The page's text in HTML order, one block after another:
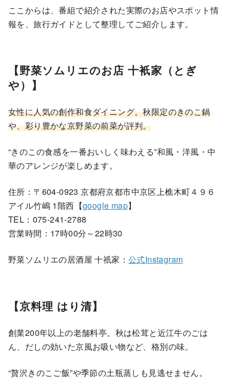
ここからは、番組で紹介された実際のお店やスポット情
報を、旅行ガイドとして整理してご紹介します。
【野菜ソムリエのお店 十衹家（とぎ
や）】
女性に人気の創作和食ダイニング。秋限定のきのこ鍋
や、彩り豊かな京野菜の前菜が評判。
“きのこの食感を一番おいしく味わえる”和風・洋風・中
華のアレンジが楽しめます。
住所：〒604-0923 京都府京都市中京区上樵木町４９６
アイル竹嶋 1階西【google map】
TEL：075-241-2788
営業時間：17時00分～22時30
野菜ソムリエの居酒屋 十祇家： 公式Instagram
【京料理 はり清】
創業200年以上の老舗料亭。秋は松茸と近江牛のごは
ん、だしの効いた京風お吸い物など、格別の味。
“贅沢きのこご飯”や季節の土瓶蒸しも見逃せません。